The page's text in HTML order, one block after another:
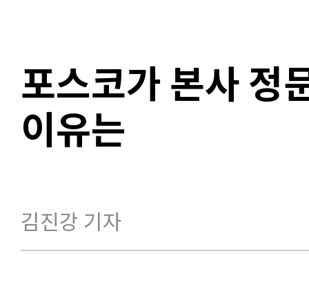
포스코가 본사 정
이유는
김진강 기자